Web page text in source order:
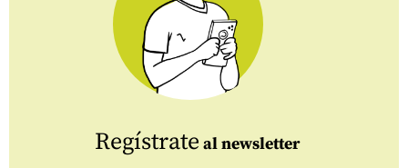
Regístrate al newsletter